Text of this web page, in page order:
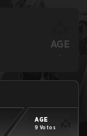
AGE
-
AGE
9 Votos